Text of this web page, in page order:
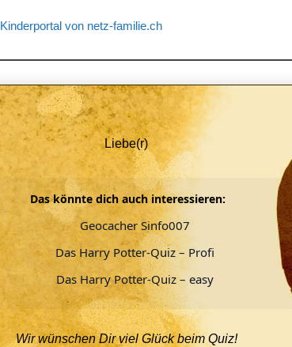
Kinderportal von netz-familie.ch
Liebe(r)
Das könnte dich auch interessieren:
Geocacher Sinfo007
Das Harry Potter-Quiz – Profi
Das Harry Potter-Quiz – easy
Wir wünschen Dir viel Glück beim Quiz!